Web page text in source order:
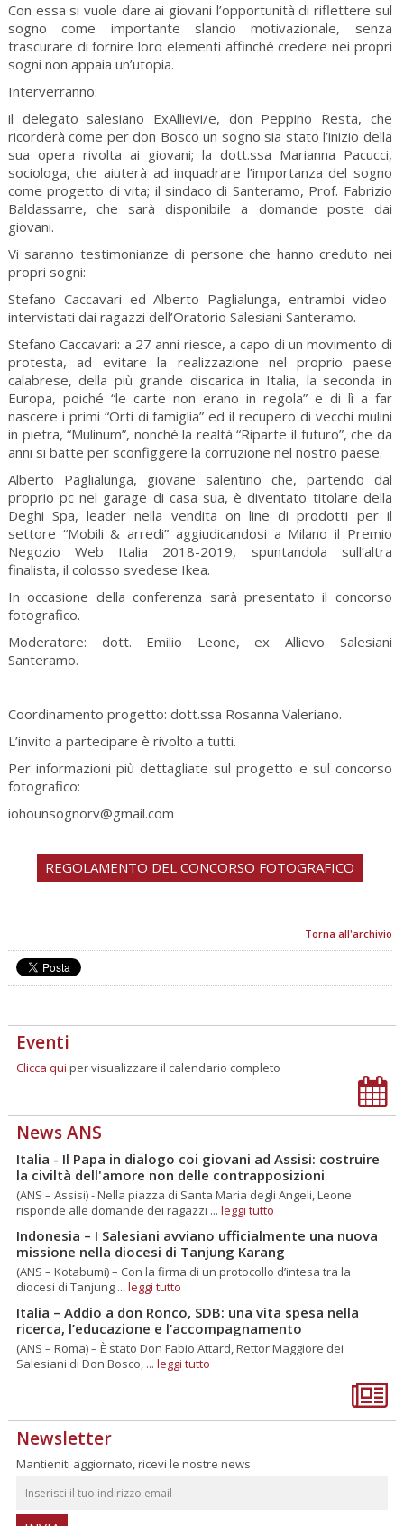
Con essa si vuole dare ai giovani l’opportunità di riflettere sul
sogno come importante slancio motivazionale, senza
trascurare di fornire loro elementi affinché credere nei propri
sogni non appaia un’utopia.
Interverranno:
il delegato salesiano ExAllievi/e, don Peppino Resta, che
ricorderà come per don Bosco un sogno sia stato l’inizio della
sua opera rivolta ai giovani; la dott.ssa Marianna Pacucci,
sociologa, che aiuterà ad inquadrare l’importanza del sogno
come progetto di vita; il sindaco di Santeramo, Prof. Fabrizio
Baldassarre, che sarà disponibile a domande poste dai
giovani.
Vi saranno testimonianze di persone che hanno creduto nei
propri sogni:
Stefano Caccavari ed Alberto Paglialunga, entrambi video-
intervistati dai ragazzi dell’Oratorio Salesiani Santeramo.
Stefano Caccavari: a 27 anni riesce, a capo di un movimento di
protesta, ad evitare la realizzazione nel proprio paese
calabrese, della più grande discarica in Italia, la seconda in
Europa, poiché “le carte non erano in regola” e di lì a far
nascere i primi “Orti di famiglia” ed il recupero di vecchi mulini
in pietra, “Mulinum”, nonché la realtà “Riparte il futuro”, che da
anni si batte per sconfiggere la corruzione nel nostro paese.
Alberto Paglialunga, giovane salentino che, partendo dal
proprio pc nel garage di casa sua, è diventato titolare della
Deghi Spa, leader nella vendita on line di prodotti per il
settore “Mobili & arredi” aggiudicandosi a Milano il Premio
Negozio Web Italia 2018-2019, spuntandola sull’altra
finalista, il colosso svedese Ikea.
In occasione della conferenza sarà presentato il concorso
fotografico.
Moderatore: dott. Emilio Leone, ex Allievo Salesiani
Santeramo.
Coordinamento progetto: dott.ssa Rosanna Valeriano.
L’invito a partecipare è rivolto a tutti.
Per informazioni più dettagliate sul progetto e sul concorso
fotografico:
iohounsognorv@gmail.com
REGOLAMENTO DEL CONCORSO FOTOGRAFICO
Torna all'archivio
Eventi
Clicca qui per visualizzare il calendario completo
News ANS
Italia - Il Papa in dialogo coi giovani ad Assisi: costruire
la civiltà dell'amore non delle contrapposizioni
(ANS – Assisi) - Nella piazza di Santa Maria degli Angeli, Leone
risponde alle domande dei ragazzi ... leggi tutto
Indonesia – I Salesiani avviano ufficialmente una nuova
missione nella diocesi di Tanjung Karang
(ANS – Kotabumi) – Con la firma di un protocollo d’intesa tra la
diocesi di Tanjung ... leggi tutto
Italia – Addio a don Ronco, SDB: una vita spesa nella
ricerca, l’educazione e l’accompagnamento
(ANS – Roma) – È stato Don Fabio Attard, Rettor Maggiore dei
Salesiani di Don Bosco, ... leggi tutto
Newsletter
Mantieniti aggiornato, ricevi le nostre news